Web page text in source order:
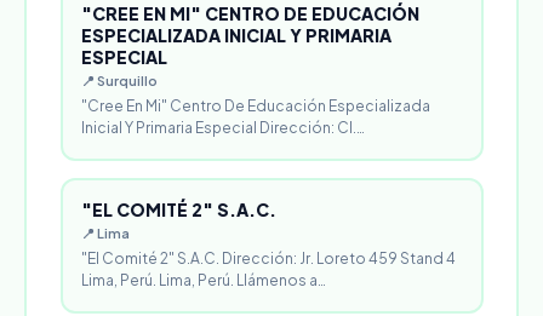
"CREE EN MI" CENTRO DE EDUCACIÓN
ESPECIALIZADA INICIAL Y PRIMARIA
ESPECIAL
📍 Surquillo
"Cree En Mi" Centro De Educación Especializada
Inicial Y Primaria Especial Dirección: Cl.…
"EL COMITÉ 2" S.A.C.
📍 Lima
"El Comité 2" S.A.C. Dirección: Jr. Loreto 459 Stand 4
Lima, Perú. Lima, Perú. Llámenos a…